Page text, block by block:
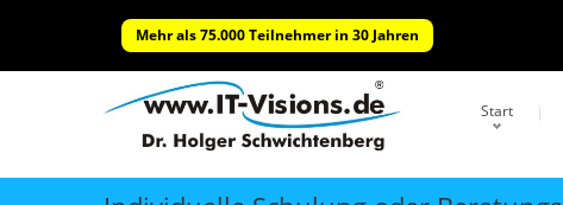
Mehr als 75.000 Teilnehmer in 30 Jahren
Start